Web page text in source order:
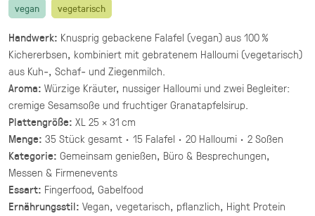
vegan vegetarisch
Handwerk: Knusprig gebackene Falafel (vegan) aus 100 %
Kichererbsen, kombiniert mit gebratenem Halloumi (vegetarisch)
aus Kuh‑, Schaf‑ und Ziegenmilch.
Aroma: Würzige Kräuter, nussiger Halloumi und zwei Begleiter:
cremige Sesamsoße und fruchtiger Granatapfelsirup.
Plattengröße: XL 25 × 31 cm
Menge: 35 Stück gesamt · 15 Falafel · 20 Halloumi · 2 Soßen
Kategorie: Gemeinsam genießen, Büro & Besprechungen,
Messen & Firmenevents
Essart: Fingerfood, Gabelfood
Ernährungsstil: Vegan, vegetarisch, pflanzlich, Hight Protein
Gegrillte Halloumi Veggie (24 Stück)
vegetarisch
gegrillter Halloumi mit mediterranem
Gemüse · fingerfood
44,90 €
(inkl. MwSt.)
Asiatische Brokkoli Platte
gegrillter Brokkoli und Champignons in
asiatischer Marinade mit Sesam und Ingwer.